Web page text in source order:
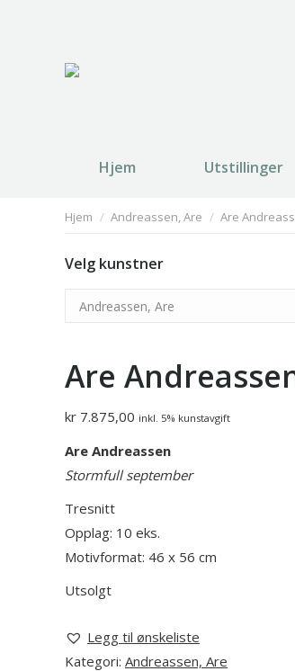
Hjem Utstillinger
You are here:
Hjem Andreassen, Are Are
Velg kunstner
Are
kr 7.875,00 inkl. 5% kunstavgift
Are Andreassen
Stormfull september
Tresnitt
Opplag: 10 eks.
Motivformat: 46 x 56 cm
Utsolgt
Legg til ønskeliste
Kategori: Andreassen, Are